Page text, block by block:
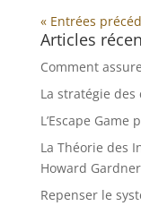
« Entrées
Articles
Comment
La stratégie des
L’Escape Game
La Théorie des
Howard Gardner
Repenser le